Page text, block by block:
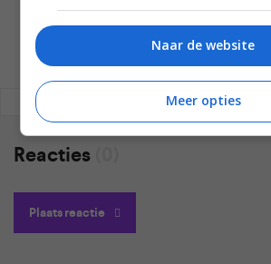
Reacties
Plaats reactie
Naar de website
Meer opties